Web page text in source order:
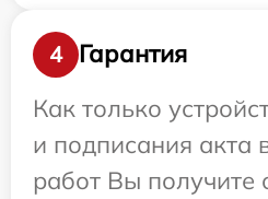
4
Гарантия
Как только
и подписания акта
работ Вы